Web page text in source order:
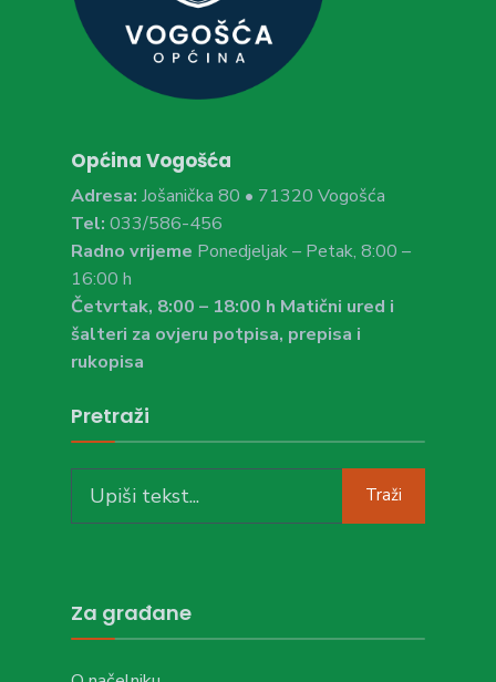
Općina Vogošća
Adresa: Jošanička 80 • 71320 Vogošća
Tel: 033/586-456
Radno vrijeme Ponedjeljak – Petak, 8:00 –
16:00 h
Četvrtak, 8:00 – 18:00 h Matični ured i
šalteri za ovjeru potpisa, prepisa i
rukopisa
Pretraži
for:
Traži
Za građane